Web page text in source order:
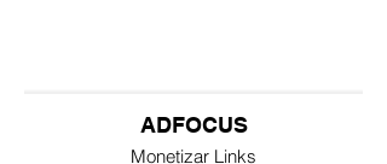
ADFOCUS
Monetizar Links